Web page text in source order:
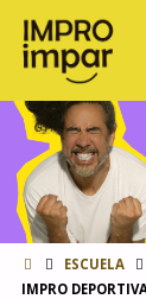
INICIOESCUELA
IMPRO